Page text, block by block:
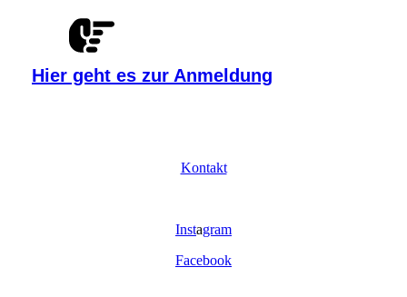
Hier geht es zur Anmeldung
Kontakt
Instagram
Facebook